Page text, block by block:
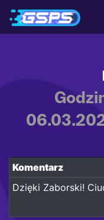
Komentarz
Dzięki Zaborski!